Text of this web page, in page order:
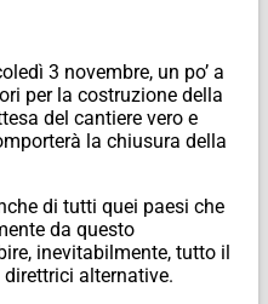
3 novembre, un po’ a
per la costruzione della
del cantiere vero e
la chiusura della
di tutti quei paesi che
da questo
inevitabilmente, tutto il
alternative.